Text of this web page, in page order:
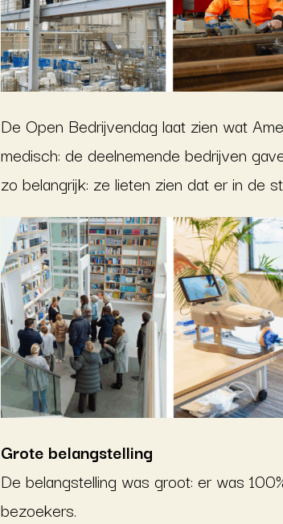
De Open Bedrijvendag laat zien wat
medisch: de deelnemende bedrijven
zo belangrijk: ze lieten zien dat er in de
Grote belangstelling
De belangstelling was groot: er was
bezoekers.